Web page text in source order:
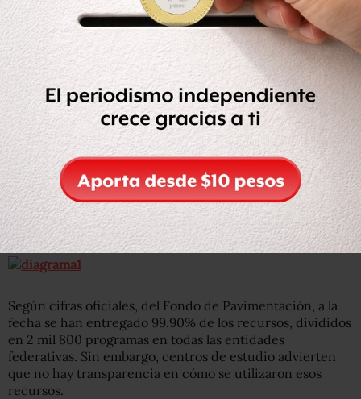
fondo de pavimentaciónque, en conjunto,este año
recibieron 11 mil millones de pesos.
Por ejemplo, para 2015, el Proyecto de Presupuesto del
Ejecutivo sólo propone 2 mil millones de pesos para el
Fondo de Pavimentación, pero los diputados buscan que
lo mínimo asignado sean 5 mil millones, monto que
recibió en 2014.
Según cifras oficiales, del Fondo de Pavimentación, a la
fecha se han entregado 99.90% de los recursos, divididos
en 2 mil 800 programas en todas las entidades
federativas. Sin embargo, centros de estudio advierten
que no hay transparencia en cómo se utilizaron esos
recursos.